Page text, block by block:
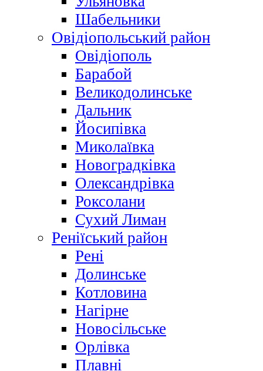
Шабельники
Овідіопольський район
Овідіополь
Барабой
Великодолинське
Дальник
Йосипівка
Миколаївка
Новоградківка
Олександрівка
Роксолани
Сухий Лиман
Реніїський район
Рені
Долинське
Котловина
Нагірне
Новосільське
Орлівка
Плавні